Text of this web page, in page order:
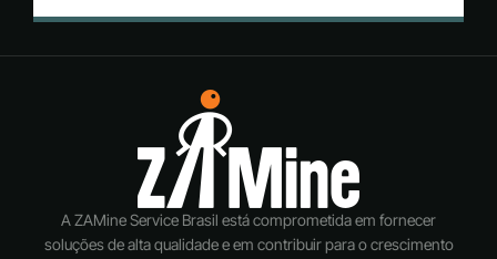
A ZAMine Service Brasil está comprometida em fornecer
soluções de alta qualidade e em contribuir para o crescimento